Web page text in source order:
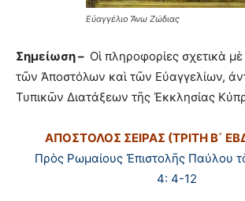
Εὐαγγέλιο Ἄνω Ζώδιας
Σημείωση – Οἱ πληροφορίες σχετικὰ μὲ
τῶν Ἀποστόλων καὶ τῶν Εὐαγγελίων,
Τυπικῶν Διατάξεων τῆς Ἐκκλησίας
ΑΠΟΣΤΟΛΟΣ ΣΕΙΡΑΣ (ΤΡΙΤΗ Β΄
Πρὸς Ρωμαίους Ἐπιστολῆς Παύλου
4: 4-12